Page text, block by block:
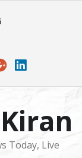
Today, Live